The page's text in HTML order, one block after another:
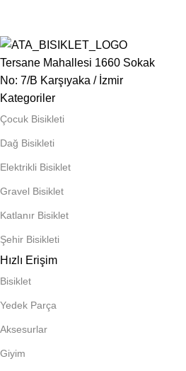
Tersane Mahallesi 1660 Sokak
No: 7/B Karşıyaka / İzmir
Kategoriler
Çocuk Bisikleti
Dağ Bisikleti
Elektrikli Bisiklet
Gravel Bisiklet
Katlanır Bisiklet
Şehir Bisikleti
Hızlı Erişim
Bisiklet
Yedek Parça
Aksesurlar
Giyim